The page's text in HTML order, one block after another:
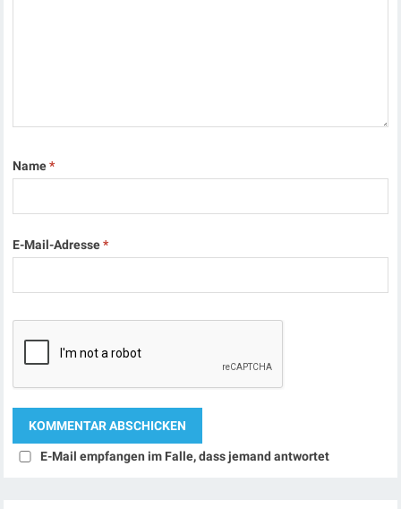
Name*
E-Mail-Adresse*
E-Mail empfangen im Falle, dass jemand antwortet